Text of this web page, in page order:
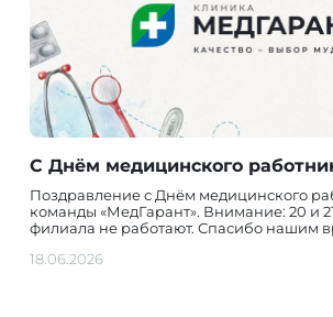
С Днём медицинского
Поздравление с Днём медицинского
команды «МедГарант». Внимание: 20 и
филиала не работают. Спасибо нашим
18.06.2026